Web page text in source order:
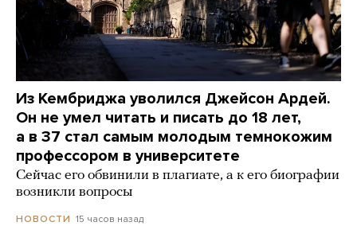
Из Кембриджа уволился Джейсон Ардей.
Он не умел читать и писать до 18 лет,
а в 37 стал самым молодым темнокожим
профессором в университете
Сейчас его обвинили в плагиате, а к его биографии
возникли вопросы
НОВОСТИ 15 часов назад